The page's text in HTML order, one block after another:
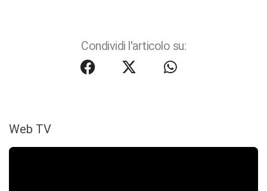
Condividi l'articolo su:
Web TV